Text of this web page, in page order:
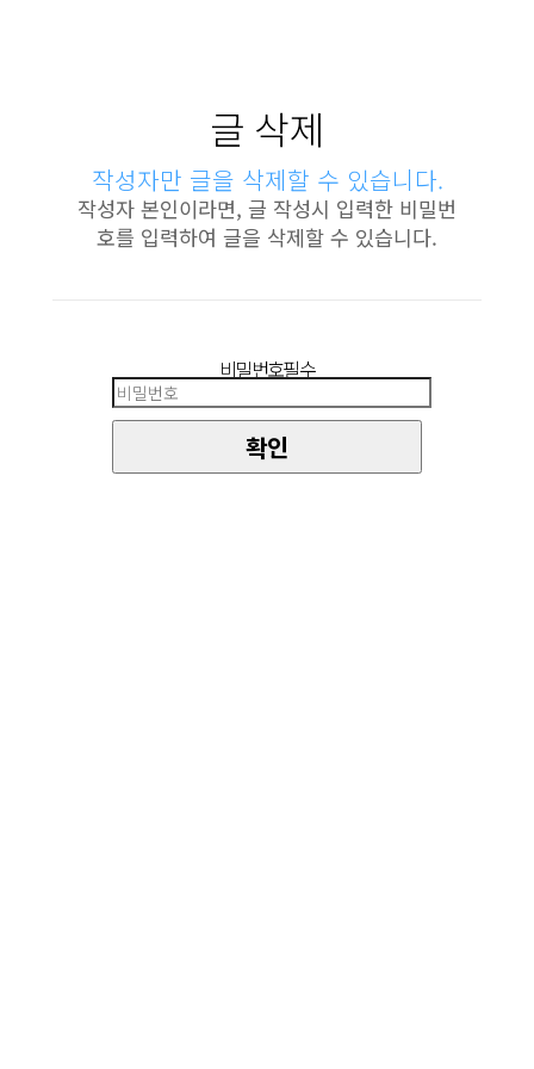
글 삭제
작성자만 글을 삭제할 수 있습니다.
작성자 본인이라면, 글 작성시 입력한 비밀번
호를 입력하여 글을 삭제할 수 있습니다.
비밀번호필수